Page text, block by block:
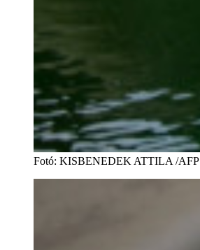
Fotó: KISBENEDEK ATTILA /AFP